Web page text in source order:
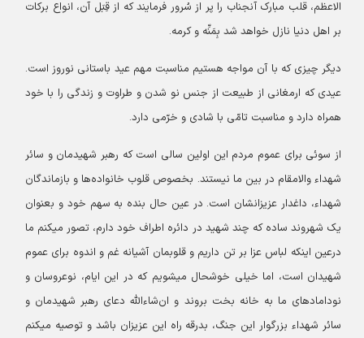
الاعظم، قلب مبارک آنجناب را پر از سُرور فرمایند که از قِبَل آن، انواع برکات
بر اهل دنیا نازل خواهد شد بِمَنِّه و کرمه.
دیگر چیزی که با آن مواجه هستیم مناسبت مهم عید باستانی نوروز است.
عیدی که ارمغانی از طبیعت از جنس نو شدن و طراوت و زندگی را با خود
همراه دارد و مناسبت تامّی با شادی و خرّمی دارد.
از سوئی برای عموم مردم این اولین سالی است که رهبر شهیدمان و سائر
شهداء والامقام در بین ما نیستند. بخصوص قلوب خانواده‌ها و بازماندگان
شهداء، داغدار عزیزانشان است. در عین حال بنده به سهم خود و بعنوان
یک شهروند ساده که چند شهید در دائره‌ اطراف خود دارم، تصور میکنم ما
درعین اینکه لباس عزا بر تن داریم و قلوبمان آشیانه غم و اندوه برای عموم
شهیدان است، اما خیلی خوشحال میشویم که در این ایام، نوعروسان و
نودامادهای ما به خانه بخت بروند و ان‌شاء‌الله دعای رهبر شهیدمان و
سائر شهداء بزرگوار این جنگ، بدرقه راه این عزیزان باشد و توصیه میکنم